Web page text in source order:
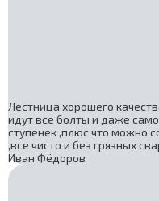
Лестница хорошего
идут все болты и даже
ступенек ,плюс что можно
,все чисто и без грязных
Иван Фёдоров